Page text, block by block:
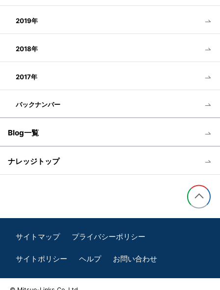
2019年
2018年
2017年
バックナンバー
Blog一覧
ナレッジトップ
サイトマップ プライバシーポリシー
サイトポリシー ヘルプ お問い合わせ